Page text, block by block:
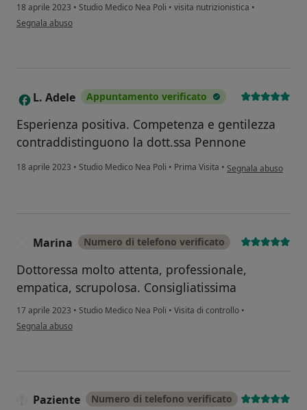
18 aprile 2023 • Studio Medico Nea Poli • visita nutrizionistica •
secondo l'opinione dell'utente Giovanna
Segnala abuso
L L. Adele Appuntamento verificato
Esperienza positiva. Competenza e gentilezza
contraddistinguono la dott.ssa Pennone
18 aprile 2023 • Studio Medico Nea Poli • Prima Visita • secondo l'opinione
Segnala abuso
Marina Numero di telefono verificato
Dottoressa molto attenta, professionale,
empatica, scrupolosa. Consigliatissima
17 aprile 2023 • Studio Medico Nea Poli • Visita di controllo •
secondo l'opinione dell'utente Marina
Segnala abuso
Paziente Numero di telefono verificato